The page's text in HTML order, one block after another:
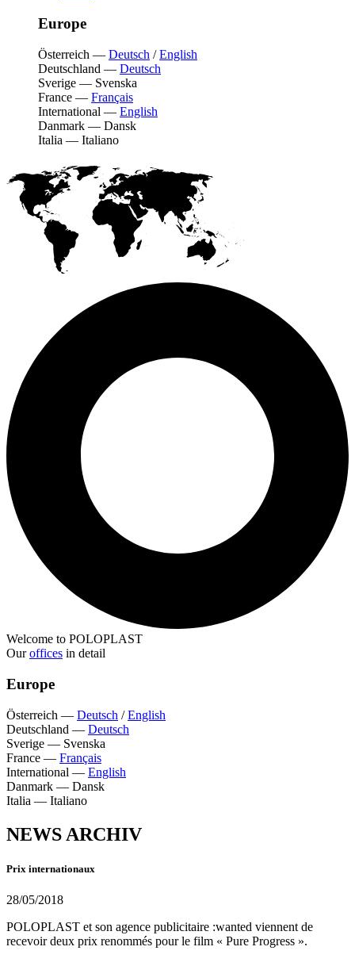
Europe
Österreich — Deutsch /English
Deutschland — Deutsch
Sverige — Svenska
France — Français
International — English
Danmark — Dansk
Italia — Italiano
Welcome to POLOPLAST
Ouroffices in detail
Europe
Österreich — Deutsch /English
Deutschland — Deutsch
Sverige — Svenska
France — Français
International — English
Danmark — Dansk
Italia — Italiano
NEWS ARCHIV
Prix internationaux
28/05/2018
POLOPLAST et son agence publicitaire :wanted viennent de
recevoir deux prix renommés pour le film « Pure Progress ».